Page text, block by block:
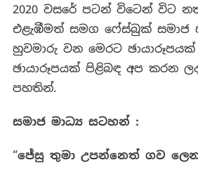
2020 වසරේ පටන් විටෙන් විට
එළැඹීමත් සමග ෆේස්බුක් සමාජ
හුවමාරු වන මෙරට ඡායාරූපයක්
ඡායාරූපයක් පිළිබඳ අප කරන
පහතින්.
සමාජ මාධ්‍ය සටහන් :
“ජේසු තුමා උපන්නෙත් ගව